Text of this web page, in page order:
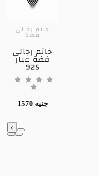
خاتم رجالى
فضة
خاتم رجالى
فضة عيار
925
1570 جنيه
‹